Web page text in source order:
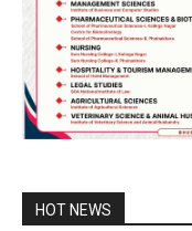
HOT NEWS